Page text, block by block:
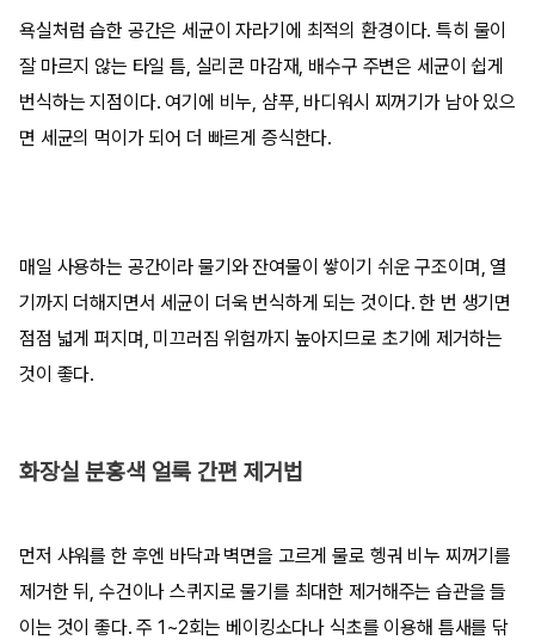
욕실처럼 습한 공간은 세균이 자라기에 최적의 환경이다. 특히 물이
잘 마르지 않는 타일 틈, 실리콘 마감재, 배수구 주변은 세균이 쉽게
번식하는 지점이다. 여기에 비누, 샴푸, 바디워시 찌꺼기가 남아 있으
면 세균의 먹이가 되어 더 빠르게 증식한다.
매일 사용하는 공간이라 물기와 잔여물이 쌓이기 쉬운 구조이며, 열
기까지 더해지면서 세균이 더욱 번식하게 되는 것이다. 한 번 생기면
점점 넓게 퍼지며, 미끄러짐 위험까지 높아지므로 초기에 제거하는
것이 좋다.
화장실 분홍색 얼룩 간편 제거법
먼저 샤워를 한 후엔 바닥과 벽면을 고르게 물로 헹궈 비누 찌꺼기를
제거한 뒤, 수건이나 스퀴지로 물기를 최대한 제거해주는 습관을 들
이는 것이 좋다. 주 1~2회는 베이킹소다나 식초를 이용해 틈새를 닦